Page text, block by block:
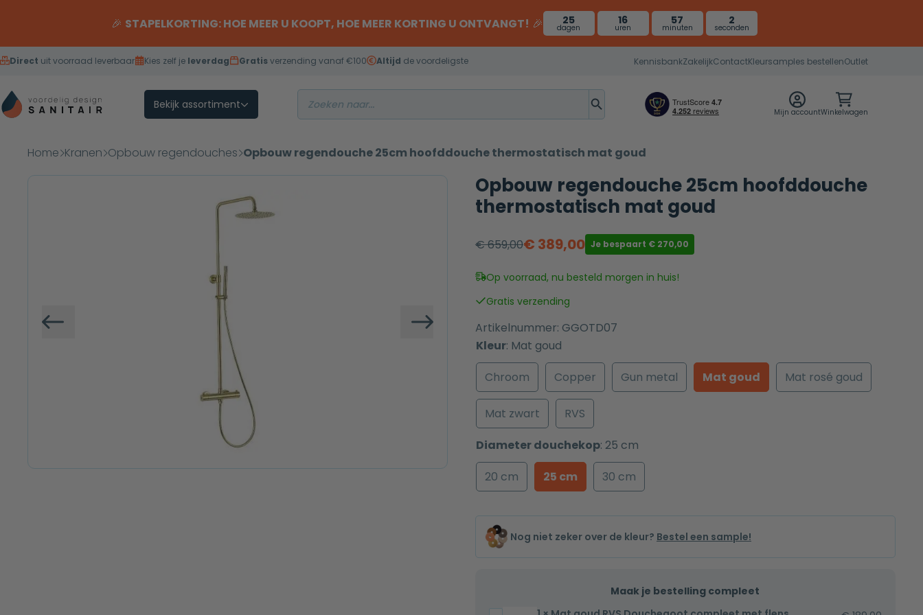
🎉 STAPELKORTING: HOE MEER U KOOPT, HOE MEER KORTING U ONTVANGT! 🎉 25
dagen
16
uren
57
minuten
1
seconden
Direct uit voorraad leverbaar Kies zelf je leverdag Gratisverzending vanaf €100 Altijd de voordeligste KennisbankZakelijkContactKleursamples bestellenOutlet
Bekijk assortiment
Mijn accountWinkelwagen
Home Kranen Opbouw regendouches Opbouw regendouche 25cm hoofddouche thermostatisch mat goud
Vorige Volgende
Opbouw regendouche 25cm hoofddouche
thermostatisch mat goud
€659,00
Oorspronkelijke
prijs
was:
€ 659,00.
€ 389,00
Huidige
prijs
is:
€ 389,00.
Je bespaart €270,00
Op voorraad, nu besteld morgen in huis!
Gratis verzending
Artikelnummer: GGOTD07
Kleur: Mat goud
Chroom
Copper Gun metal Mat goud Mat rosé goud
Mat zwart
RVS
Diameter douchekop: 25 cm
20 cm
25 cm 30 cm
Nog niet zeker over de kleur? Bestel een sample!
Maak je bestelling compleet